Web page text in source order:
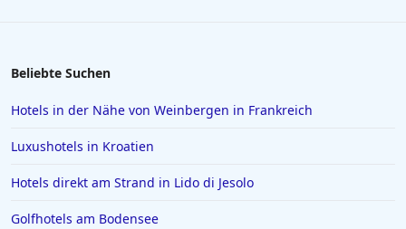
Hotels in Soest
Hotels in Reichenau
Hotels auf Skiathos
Beliebte Suchen
Hotels in der Nähe von Weinbergen in Frankreich
Luxushotels in Kroatien
Hotels direkt am Strand in Lido di Jesolo
Golfhotels am Bodensee